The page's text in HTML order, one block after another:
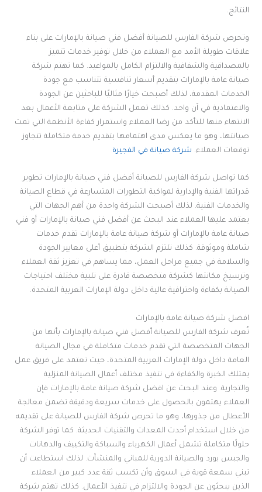
النتائج.
وتحرص شركة الفارس للصيانة أفضل فني صيانة بالإمارات على بناء
علاقات طويلة الأمد مع العملاء من خلال توفير خدمات تتميز
بالمصداقية والشفافية والالتزام الكامل بالمواعيد. كما تهتم شركة
صيانة عامة بالإمارات بتقديم أسعار تنافسية تتناسب مع جودة
الخدمات المقدمة، لذلك أصبحت خيارًا مثاليًا للباحثين عن الجودة
والاعتمادية في آن واحد. كذلك تعمل الشركة على متابعة الأعمال بعد
الانتهاء منها للتأكد من رضا العملاء واستمرار كفاءة الأنظمة التي تمت
صيانتها، وهو ما يعكس مدى اهتمامها بتقديم خدمة متكاملة تتجاوز
توقعات العملاء. شركة صيانة في الفجيرة
كما تواصل شركة الفارس للصيانة أفضل فني صيانة بالإمارات تطوير
قدراتها الفنية والإدارية لمواكبة التطورات المتسارعة في قطاع الصيانة
والخدمات الفنية. لذلك أصبحت الشركة واحدة من أهم الجهات التي
يعتمد عليها العملاء عند البحث عن أفضل فني صيانة بالإمارات أو فني
صيانة عامة بالإمارات أو شركة صيانة عامة بالإمارات تقدم خدمات
شاملة وموثوقة. كذلك تلتزم الشركة بتطبيق أعلى معايير الجودة
والسلامة في جميع مراحل العمل، مما يساهم في تعزيز ثقة العملاء
وترسيخ مكانتها كشركة متخصصة قادرة على تلبية مختلف احتياجات
الصيانة بكفاءة واحترافية عالية داخل دولة الإمارات العربية المتحدة.
افضل شركة صيانة عامة بالإمارات
تُعرف شركة الفارس للصيانة أفضل فني صيانة بالإمارات بأنها من
الجهات المتخصصة التي تقدم خدمات متكاملة في مجال الصيانة
العامة داخل دولة الإمارات العربية المتحدة، حيث تعتمد على فريق عمل
يمتلك الخبرة والكفاءة في تنفيذ مختلف أعمال الصيانة المنزلية
والتجارية. وعند البحث عن افضل شركة صيانة عامة بالإمارات فإن
العملاء يهتمون بالحصول على خدمات سريعة ودقيقة تضمن معالجة
الأعطال من جذورها، وهو ما تحرص شركة الفارس للصيانة على تقديمه
من خلال استخدام أحدث المعدات والتقنيات الحديثة. كما توفر الشركة
حلولًا متكاملة تشمل أعمال الكهرباء والسباكة والتكييف والدهانات
والجبس بورد والصيانة الدورية للمباني والمنشآت. لذلك استطاعت أن
تبني سمعة قوية في السوق وأن تكسب ثقة عدد كبير من العملاء
الذين يبحثون عن الجودة والالتزام في تنفيذ الأعمال. كذلك تهتم شركة